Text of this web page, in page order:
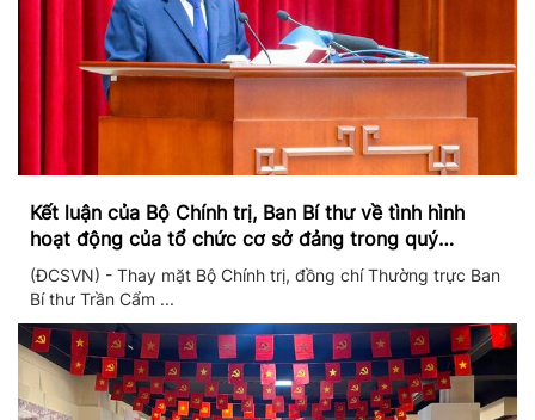
Kết luận của Bộ Chính trị, Ban Bí thư về tình hình
hoạt động của tổ chức cơ sở đảng trong quý
II/2026
(ĐCSVN) - Thay mặt Bộ Chính trị, đồng chí Thường trực Ban
Bí thư Trần Cẩm ...